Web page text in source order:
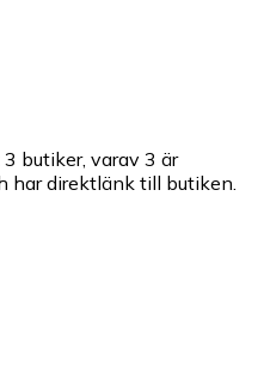
butiker, varav 3 är
har direktlänk till butiken.